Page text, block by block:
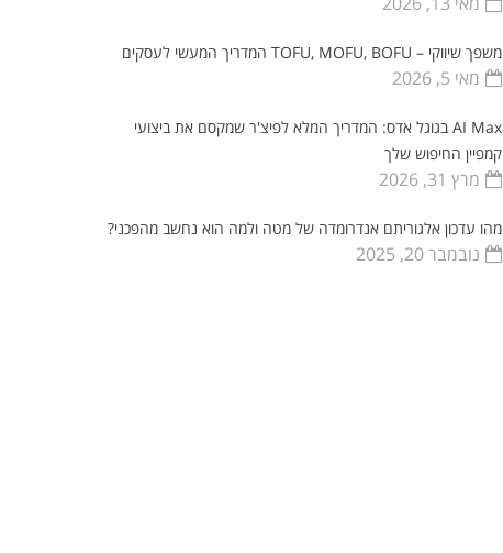
משפך שיווקי – TOFU, MOFU, BOFU המדריך המעשי לעסקים
מאי 5, 2026
AI Max בגוגל אדס: המדריך המלא לפיצ'ר שמקסם את ביצועי
קמפיין החיפוש שלך
מרץ 31, 2026
מהו עדכון אלגוריתם אנדרומדה של מטה ולמה הוא נחשב מהפכני?
נובמבר 20, 2025